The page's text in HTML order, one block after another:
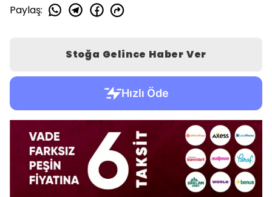
Paylaş:
Stoğa Gelince Haber Ver